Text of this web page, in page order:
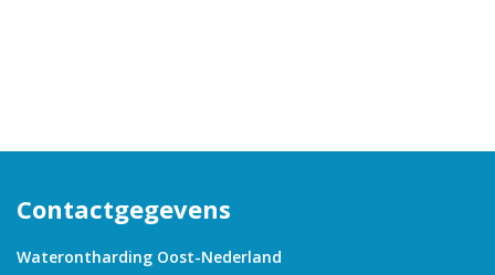
Contactgegevens
Waterontharding Oost-Nederland